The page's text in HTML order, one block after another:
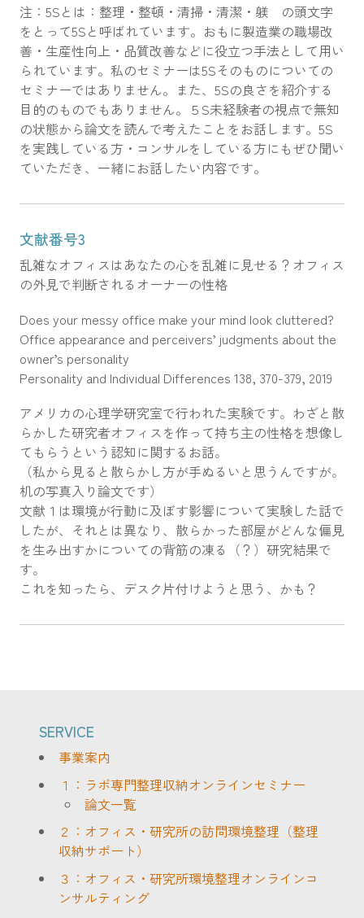
注：5Sとは：整理・整頓・清掃・清潔・躾 の頭文字
をとって5Sと呼ばれています。おもに製造業の職場改
善・生産性向上・品質改善などに役立つ手法として用い
られています。私のセミナーは5Sそのものについての
セミナーではありません。また、5Sの良さを紹介する
目的のものでもありません。５S未経験者の視点で無知
の状態から論文を読んで考えたことをお話します。5S
を実践している方・コンサルをしている方にもぜひ聞い
ていただき、一緒にお話したい内容です。
文献番号3
乱雑なオフィスはあなたの心を乱雑に見せる？オフィス
の外見で判断されるオーナーの性格
Does your messy office make your mind look cluttered?
Office appearance and perceivers’ judgments about the
owner’s personality
Personality and Individual Differences 138, 370-379, 2019
アメリカの心理学研究室で行われた実験です。わざと散
らかした研究者オフィスを作って持ち主の性格を想像し
てもらうという認知に関するお話。
（私から見ると散らかし方が手ぬるいと思うんですが。
机の写真入り論文です）
文献１は環境が行動に及ぼす影響について実験した話で
したが、それとは異なり、散らかった部屋がどんな偏見
を生み出すかについての背筋の凍る（？）研究結果で
す。
これを知ったら、デスク片付けようと思う、かも？
SERVICE
事業案内
１：ラボ専門整理収納オンラインセミナー
論文一覧
２：オフィス・研究所の訪問環境整理（整理
収納サポート）
３：オフィス・研究所環境整理オンラインコ
ンサルティング